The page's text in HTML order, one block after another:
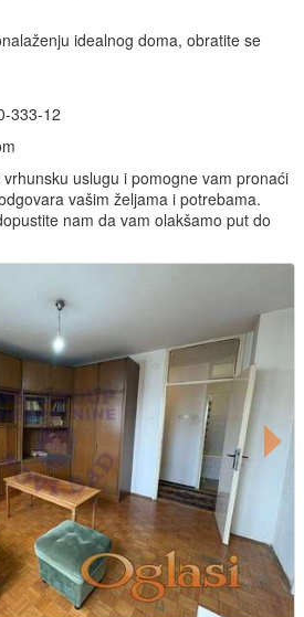
idealnog doma, obratite se
333-12
uslugu i pomogne vam pronaći
vašim željama i potrebama.
nam da vam olakšamo put do